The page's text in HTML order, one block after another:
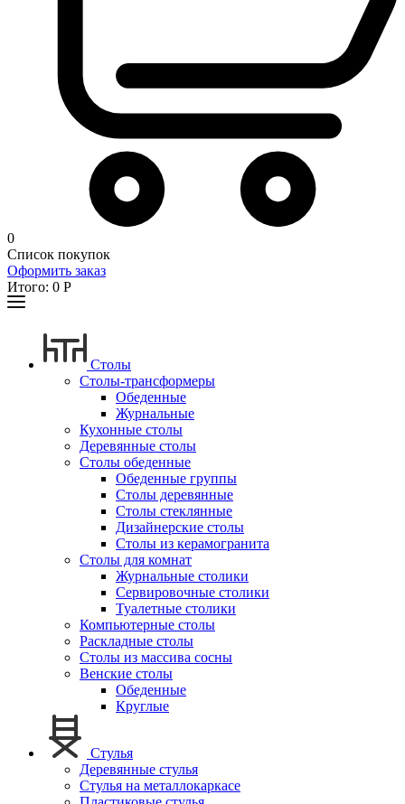
0
Список покупок
Оформить заказ
Итого: 0 Р
Столы
Столы-трансформеры
Обеденные
Журнальные
Кухонные столы
Деревянные столы
Столы обеденные
Обеденные группы
Столы деревянные
Столы стеклянные
Дизайнерские столы
Столы из керамогранита
Столы для комнат
Журнальные столики
Сервировочные столики
Туалетные столики
Компьютерные столы
Раскладные столы
Столы из массива сосны
Венские столы
Обеденные
Круглые
Стулья
Деревянные стулья
Стулья на металлокаркасе